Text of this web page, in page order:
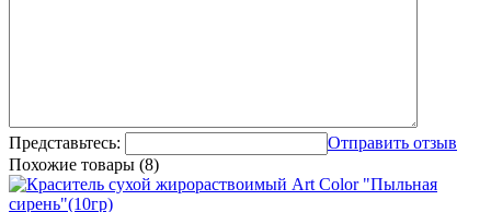
Представьтесь:
Отправить отзыв
Похожие товары (8)